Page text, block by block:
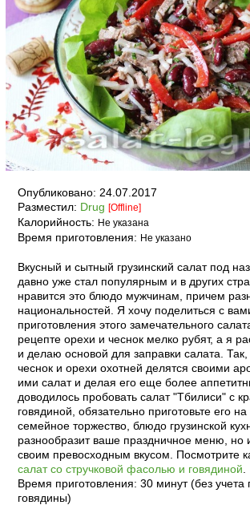
Опубликовано: 24.07.2017
Разместил: Drug [Offline]
Калорийность: Не указана
Время приготовления: Не указано
Вкусный и сытный грузинский салат под
давно уже стал популярным и в других
нравится это блюдо мужчинам, причем
национальностей. Я хочу поделиться с
приготовления этого замечательного
рецепте орехи и чеснок мелко рубят, а я
и делаю основой для заправки салата. Так,
чеснок и орехи охотней делятся своими
ими салат и делая его еще более
доводилось пробовать салат "Тбилиси" с
говядиной, обязательно приготовьте его
семейное торжество, блюдо грузинской
разнообразит ваше праздничное меню, но
своим превосходным вкусом. Посмотрите
салат со стручковой фасолью и говядиной
Время приготовления: 30 минут (без учета
говядины)